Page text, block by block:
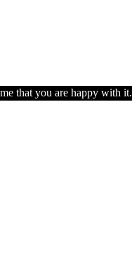
that you are happy with it.